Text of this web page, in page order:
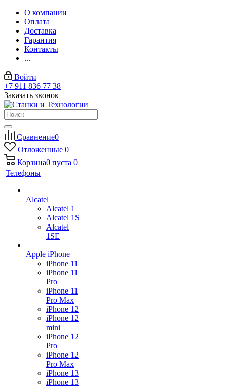
О компании
Оплата
Доставка
Гарантия
Контакты
...
Войти
+7 911 836 77 38
Заказать звонок
Сравнение0
Отложенные 0
Корзина0 пуста 0
Телефоны
Alcatel
Alcatel 1
Alcatel 1S
Alcatel
1SE
Apple iPhone
iPhone 11
iPhone 11
Pro
iPhone 11
Pro Max
iPhone 12
iPhone 12
mini
iPhone 12
Pro
iPhone 12
Pro Max
iPhone 13
iPhone 13